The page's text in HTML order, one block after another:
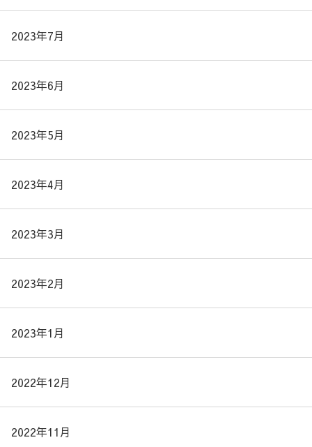
2023年7月
2023年6月
2023年5月
2023年4月
2023年3月
2023年2月
2023年1月
2022年12月
2022年11月